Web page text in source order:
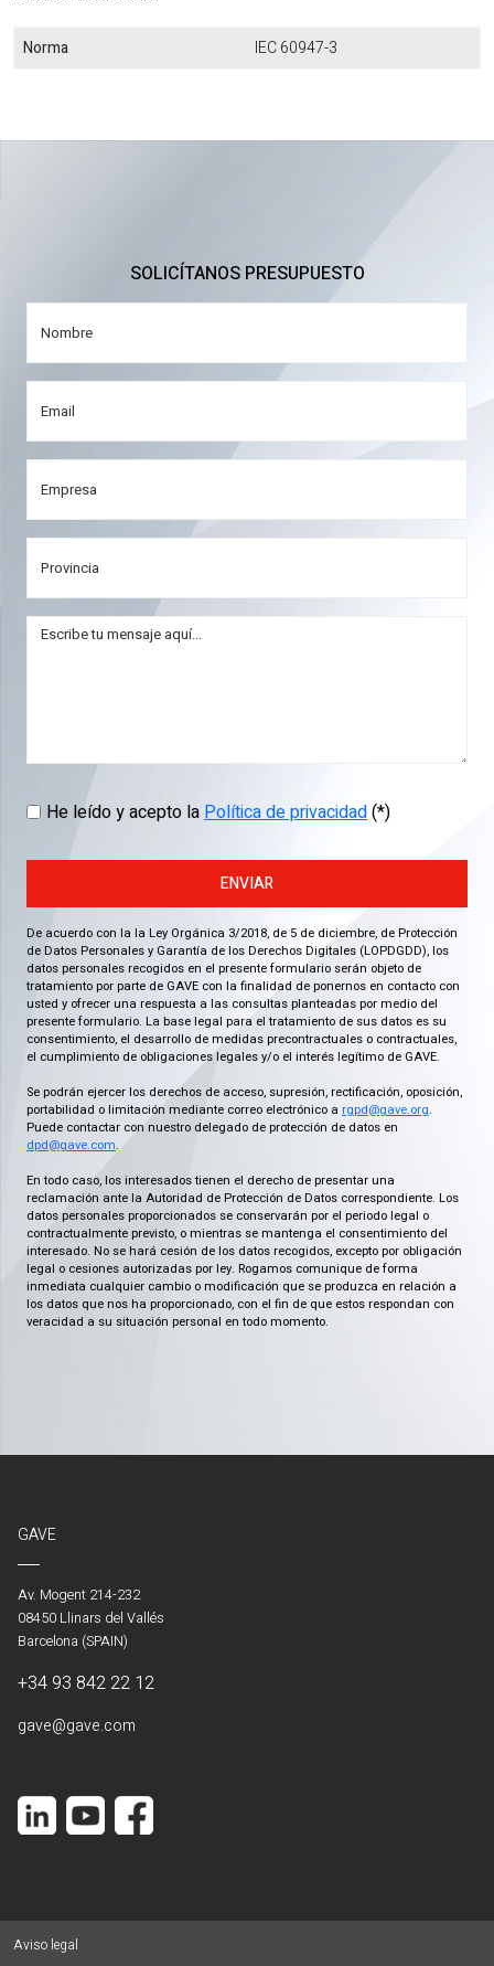
Norma IEC 60947-3
SOLICÍTANOS PRESUPUESTO
He leído y acepto la Política de privacidad(*)
ENVIAR
De acuerdo con la la Ley Orgánica 3/2018, de 5 de diciembre, de Protección
de Datos Personales y Garantía de los Derechos Digitales (LOPDGDD), los
datos personales recogidos en el presente formulario serán objeto de
tratamiento por parte de GAVE con la finalidad de ponernos en contacto con
usted y ofrecer una respuesta a las consultas planteadas por medio del
presente formulario. La base legal para el tratamiento de sus datos es su
consentimiento, el desarrollo de medidas precontractuales o contractuales,
el cumplimiento de obligaciones legales y/o el interés legítimo de GAVE.
Se podrán ejercer los derechos de acceso, supresión, rectificación, oposición,
portabilidad o limitación mediante correo electrónico a rgpd@gave.org.
Puede contactar con nuestro delegado de protección de datos en
dpd@gave.com.
En todo caso, los interesados tienen el derecho de presentar una
reclamación ante la Autoridad de Protección de Datos correspondiente. Los
datos personales proporcionados se conservarán por el periodo legal o
contractualmente previsto, o mientras se mantenga el consentimiento del
interesado. No se hará cesión de los datos recogidos, excepto por obligación
legal o cesiones autorizadas por ley. Rogamos comunique de forma
inmediata cualquier cambio o modificación que se produzca en relación a
los datos que nos ha proporcionado, con el fin de que estos respondan con
veracidad a su situación personal en todo momento.
GAVE
Av. Mogent 214-232
08450 Llinars del Vallés
Barcelona (SPAIN)
+34 93 842 22 12
gave@gave.com
Aviso legal